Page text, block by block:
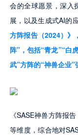
会的全球愿景，深入
展，以及生成式AI的
方阵报告（2024）》
阵”，包括“青龙”“白
武”方阵的“神兽企业”
《SASE神兽方阵报
等维度，综合地对